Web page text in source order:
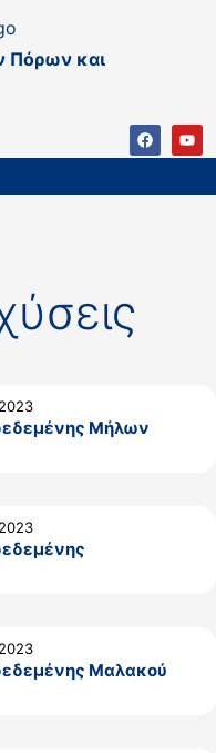
Πόρων και
Μήλων
Μαλακού